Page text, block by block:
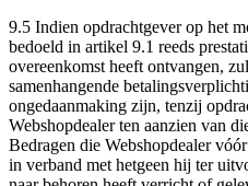
9.5 Indien opdrachtgever op het
bedoeld in artikel 9.1 reeds
overeenkomst heeft ontvangen,
samenhangende
ongedaanmaking zijn, tenzij
Webshopdealer ten aanzien van
Bedragen die Webshopdealer
in verband met hetgeen hij ter